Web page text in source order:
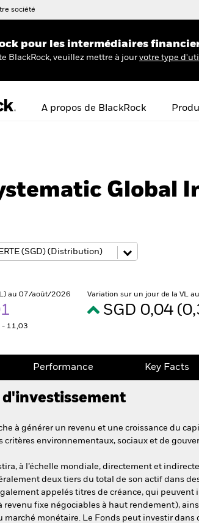
société
pour les intermédiaires
BlackRock, veuillez mettre à jour votre type
A propos de BlackRock
Global
au 07/août/2026
- 11,03
Variation sur un jour de la VL
SGD 0,04
Performance Key Facts
à générer un revenu et une croissance du
critères environnementaux, sociaux et de
à l’échelle mondiale, directement et
deux tiers du total de son actif dans
appelés titres de créance, qui
revenu fixe négociables à haut rendement),
marché monétaire. Le Fonds peut investir